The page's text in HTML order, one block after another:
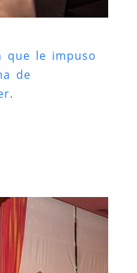
que le impuso
de